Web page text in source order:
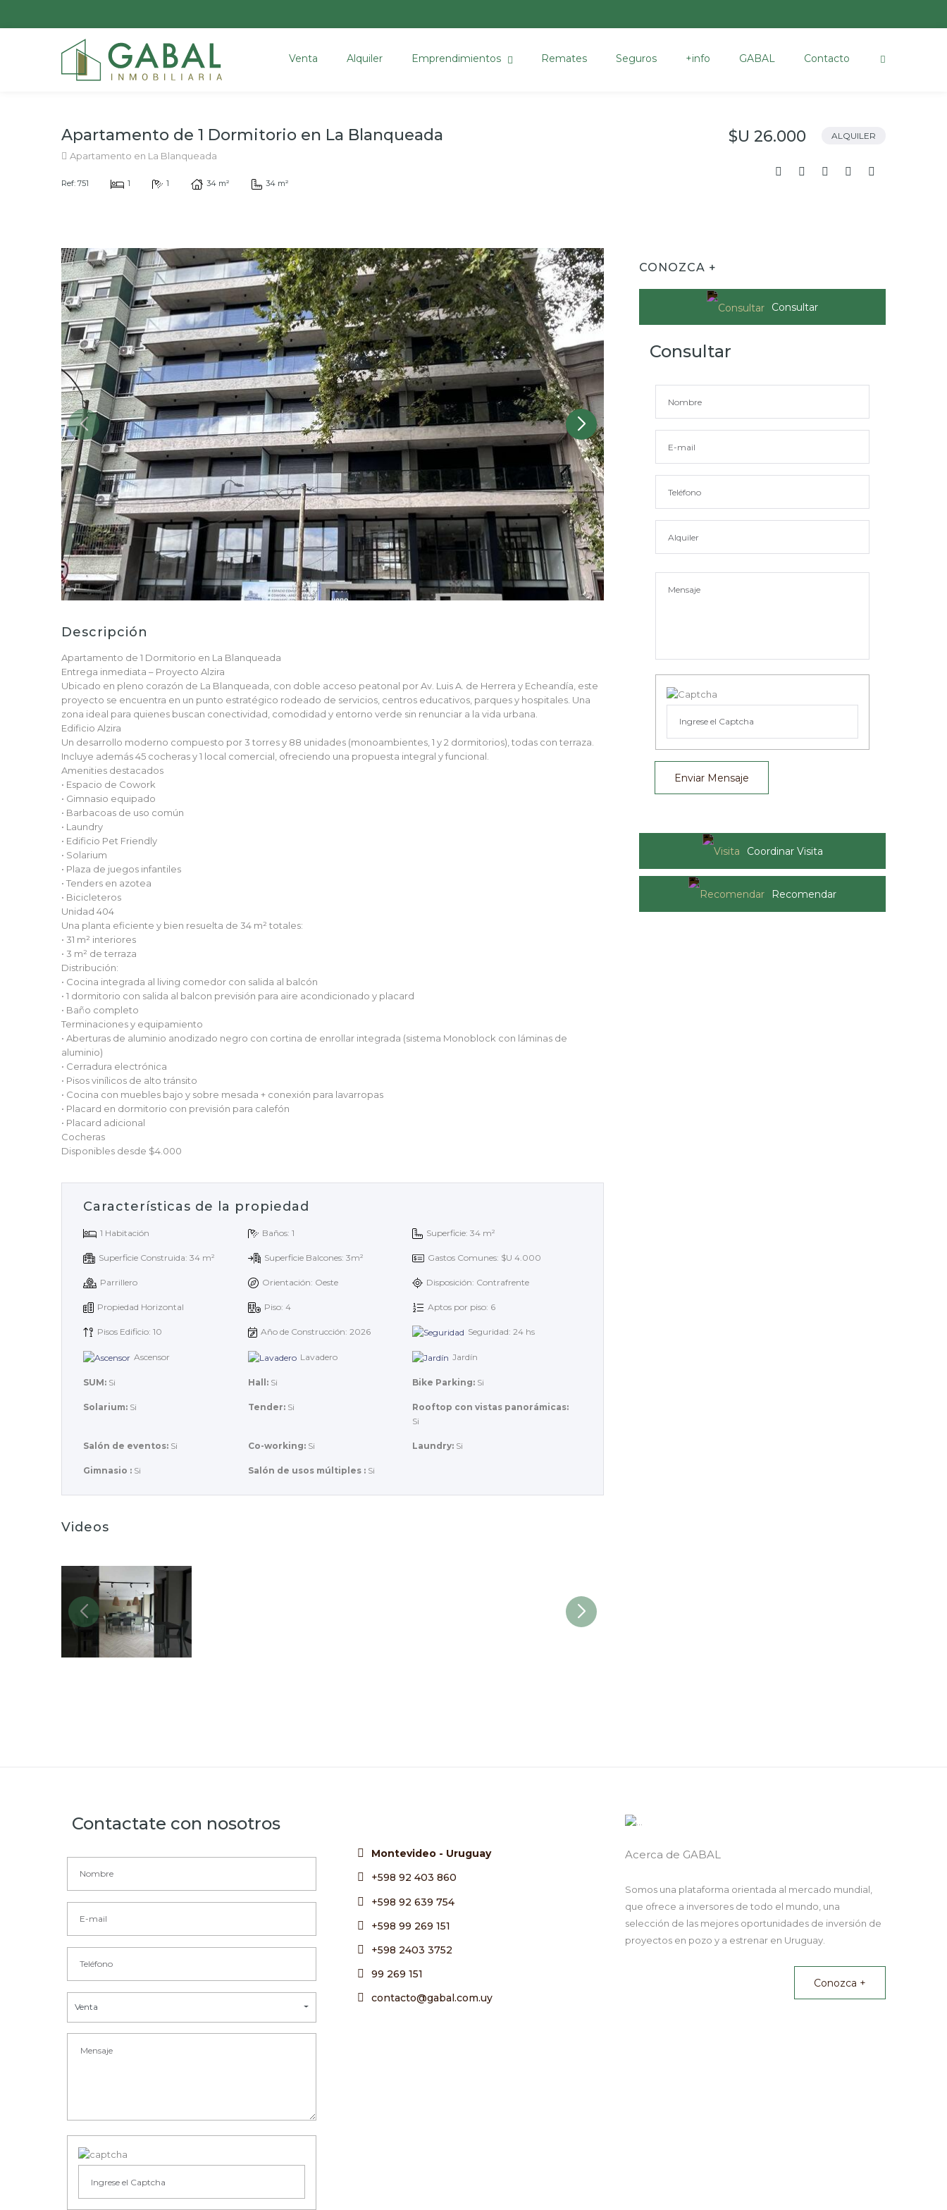
Venta Alquiler Emprendimientos Remates Seguros +info GABAL Contacto
Apartamento de 1 Dormitorio en La Blanqueada
Apartamento en La Blanqueada
Ref: 751 1 1 34 m² 34 m²
$U 26.000 ALQUILER
Descripción
Apartamento de 1 Dormitorio en La Blanqueada
Entrega inmediata – Proyecto Alzira
Ubicado en pleno corazón de La Blanqueada, con doble acceso peatonal por Av. Luis A. de Herrera y Echeandía, este
proyecto se encuentra en un punto estratégico rodeado de servicios, centros educativos, parques y hospitales. Una
zona ideal para quienes buscan conectividad, comodidad y entorno verde sin renunciar a la vida urbana.
Edificio Alzira
Un desarrollo moderno compuesto por 3 torres y 88 unidades (monoambientes, 1 y 2 dormitorios), todas con terraza.
Incluye además 45 cocheras y 1 local comercial, ofreciendo una propuesta integral y funcional.
Amenities destacados
• Espacio de Cowork
• Gimnasio equipado
• Barbacoas de uso común
• Laundry
• Edificio Pet Friendly
• Solarium
• Plaza de juegos infantiles
• Tenders en azotea
• Bicicleteros
Unidad 404
Una planta eficiente y bien resuelta de 34 m² totales:
• 31 m² interiores
• 3 m² de terraza
Distribución:
• Cocina integrada al living comedor con salida al balcón
• 1 dormitorio con salida al balcon previsión para aire acondicionado y placard
• Baño completo
Terminaciones y equipamiento
• Aberturas de aluminio anodizado negro con cortina de enrollar integrada (sistema Monoblock con láminas de
aluminio)
• Cerradura electrónica
• Pisos vinílicos de alto tránsito
• Cocina con muebles bajo y sobre mesada + conexión para lavarropas
• Placard en dormitorio con previsión para calefón
• Placard adicional
Cocheras
Disponibles desde $4.000
Características de la propiedad
1 Habitación Baños: 1 Superficie: 34 m²
Superficie Construida: 34 m² Superficie Balcones: 3m² Gastos Comunes: $U 4.000
Parrillero Orientación: Oeste Disposición: Contrafrente
Propiedad Horizontal Piso: 4 Aptos por piso: 6
Pisos Edificio: 10 Año de Construcción: 2026 Seguridad: 24 hs
Ascensor Lavadero Jardín
SUM: Si Hall: Si Bike Parking: Si
Solarium: Si Tender: Si
Rooftop con vistas panorámicas:
Si
Salón de eventos: Si Co-working: Si Laundry: Si
Gimnasio : Si Salón de usos múltiples : Si
Videos
CONOZCA +
Consultar
Consultar
Enviar Mensaje
Coordinar Visita
Recomendar
Contactate con nosotros
Venta
Montevideo - Uruguay
+598 92 403 860
+598 92 639 754
+598 99 269 151
+598 2403 3752
99 269 151
contacto@gabal.com.uy
Acerca de GABAL
Somos una plataforma orientada al mercado mundial,
que ofrece a inversores de todo el mundo, una
selección de las mejores oportunidades de inversión de
proyectos en pozo y a estrenar en Uruguay.
Conozca +